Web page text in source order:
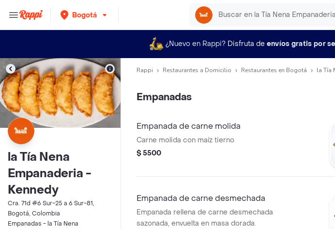
Bogotá
¿Nuevo en Rappi? Disfruta de envíos gratis por
la Tía Nena
Empanaderia -
Kennedy
Cra. 71d #6 Sur-25 a 6 Sur-81,
Bogotá, Colombia
Empanadas - la Tía Nena
Rappi Restaurantes a Domicilio Restaurantes en Bogotá la Tía
Empanadas
Empanada de carne molida
Carne molida con maíz tierno
$ 5500
Empanada de carne desmechada
Empanada rellena de carne desmechada
sazonada, envuelta en masa dorada.